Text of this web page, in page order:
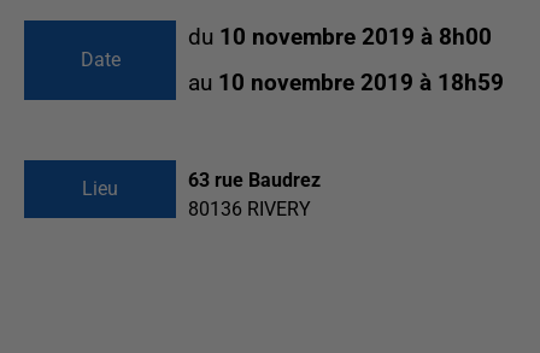
Date
du 10 novembre 2019 à 8h00
au 10 novembre 2019 à 18h59
Lieu
63 rue Baudrez
80136 RIVERY